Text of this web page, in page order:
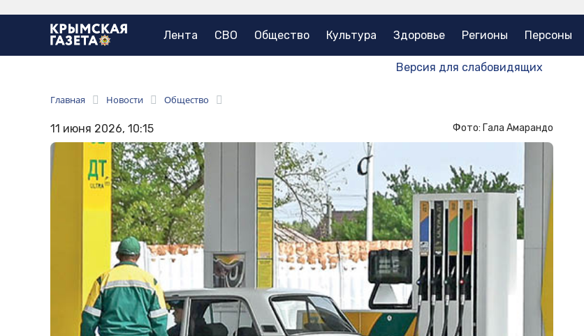
Лента СВО Общество Культура Здоровье Регионы Персоны
Версия для слабовидящих
Главная Новости Общество
11 июня 2026, 10:15 Фото: Гала Амарандо